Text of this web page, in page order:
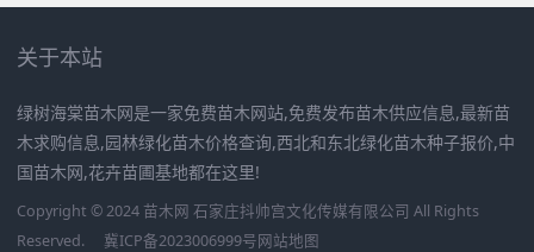
关于本站
绿树海棠苗木网是一家免费苗木网站,免费发布苗木供应信息,最新苗
木求购信息,园林绿化苗木价格查询,西北和东北绿化苗木种子报价,中
国苗木网,花卉苗圃基地都在这里!
Copyright © 2024 苗木网 石家庄抖帅宫文化传媒有限公司 All Rights
Reserved.
冀ICP备2023006999号网站地图